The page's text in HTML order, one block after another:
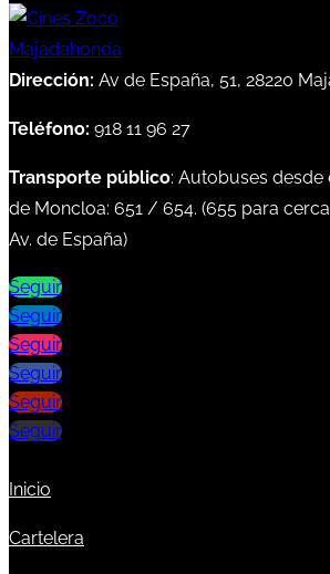
Dirección: Av de España, 51, 28220
Teléfono: 918 11 96 27
Transporte público: Autobuses
de Moncloa: 651 / 654. (655 para
Av. de España)
Seguir
Seguir
Seguir
Seguir
Seguir
Seguir
Inicio
Cartelera